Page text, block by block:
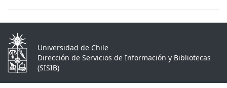
Universidad de Chile
Dirección de Servicios de Información y Bibliotecas
(SISIB)